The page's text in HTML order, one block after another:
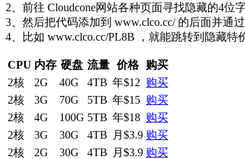
2、前往 Cloudcone网站各种页面寻找隐藏的4位
3、然后把代码添加到 www.clco.cc/ 的后面并通过
4、比如 www.clco.cc/PL8B ，就能跳转到隐藏特
CPU 内存 硬盘 流量 价格
购买
2核
2G 40G 4TB 年$12 购买
2核
3G 70G 5TB 年$15 购买
2核
4G 100G 5TB 年$18 购买
2核
3G 30G 4TB 月$3.9 购买
2核
2G 30G 4TB 月$3.9 购买